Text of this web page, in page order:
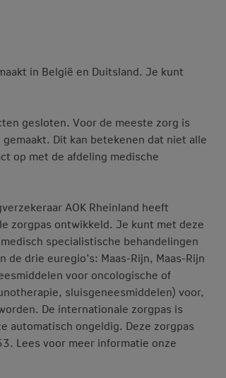
in België en Duitsland. Je kunt
gesloten. Voor de meeste zorg is
Dit kan betekenen dat niet alle
op met de afdeling medische
AOK Rheinland heeft
zorgpas ontwikkeld. Je kunt met deze
specialistische behandelingen
drie euregio’s: Maas-Rijn, Maas-Rijn
voor oncologische of
sluisgeneesmiddelen) voor,
De internationale zorgpas is
automatisch ongeldig. Deze zorgpas
Lees voor meer informatie onze